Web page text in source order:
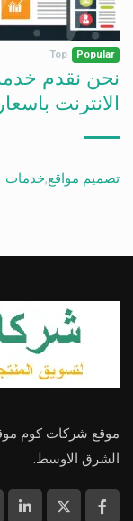
Popular
Top
نحن نقدم
الانترنت
تصميم مواقع,خدمات
موقع شركات كوم
الشرق الاوسط.